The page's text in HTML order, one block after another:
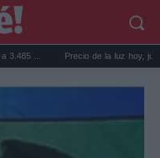
Precio de la luz hoy, jueves 6 de